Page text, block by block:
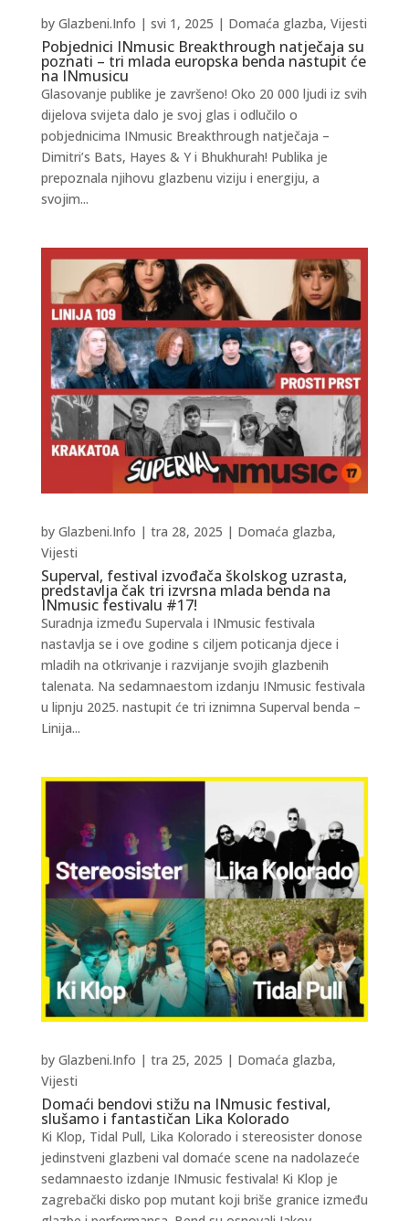
Pobjednici INmusic Breakthrough natječaja su
poznati – tri mlada europska benda nastupit će
na INmusicu
by Glazbeni.Info | svi 1, 2025 | Domaća glazba, Vijesti
Glasovanje publike je završeno! Oko 20 000 ljudi iz svih
dijelova svijeta dalo je svoj glas i odlučilo o
pobjednicima INmusic Breakthrough natječaja –
Dimitri’s Bats, Hayes & Y i Bhukhurah! Publika je
prepoznala njihovu glazbenu viziju i energiju, a
svojim...
Superval, festival izvođača školskog uzrasta,
predstavlja čak tri izvrsna mlada benda na
INmusic festivalu #17!
by Glazbeni.Info | tra 28, 2025 | Domaća glazba,
Vijesti
Suradnja između Supervala i INmusic festivala
nastavlja se i ove godine s ciljem poticanja djece i
mladih na otkrivanje i razvijanje svojih glazbenih
talenata. Na sedamnaestom izdanju INmusic festivala
u lipnju 2025. nastupit će tri iznimna Superval benda –
Linija...
Domaći bendovi stižu na INmusic festival,
slušamo i fantastičan Lika Kolorado
by Glazbeni.Info | tra 25, 2025 | Domaća glazba,
Vijesti
Ki Klop, Tidal Pull, Lika Kolorado i stereosister donose
jedinstveni glazbeni val domaće scene na nadolazeće
sedamnaesto izdanje INmusic festivala! Ki Klop je
zagrebački disko pop mutant koji briše granice između